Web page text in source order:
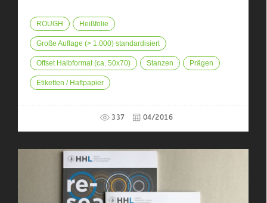
ROUGH Heißfolie
Große Auflage (> 1.000) standardisiert
Offset Halbformat (ca. 50x70) Stanzen Prägen
Etiketten / Haftpapier
337 04/2016